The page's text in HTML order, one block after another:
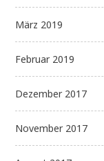
März 2019
Februar 2019
Dezember 2017
November 2017